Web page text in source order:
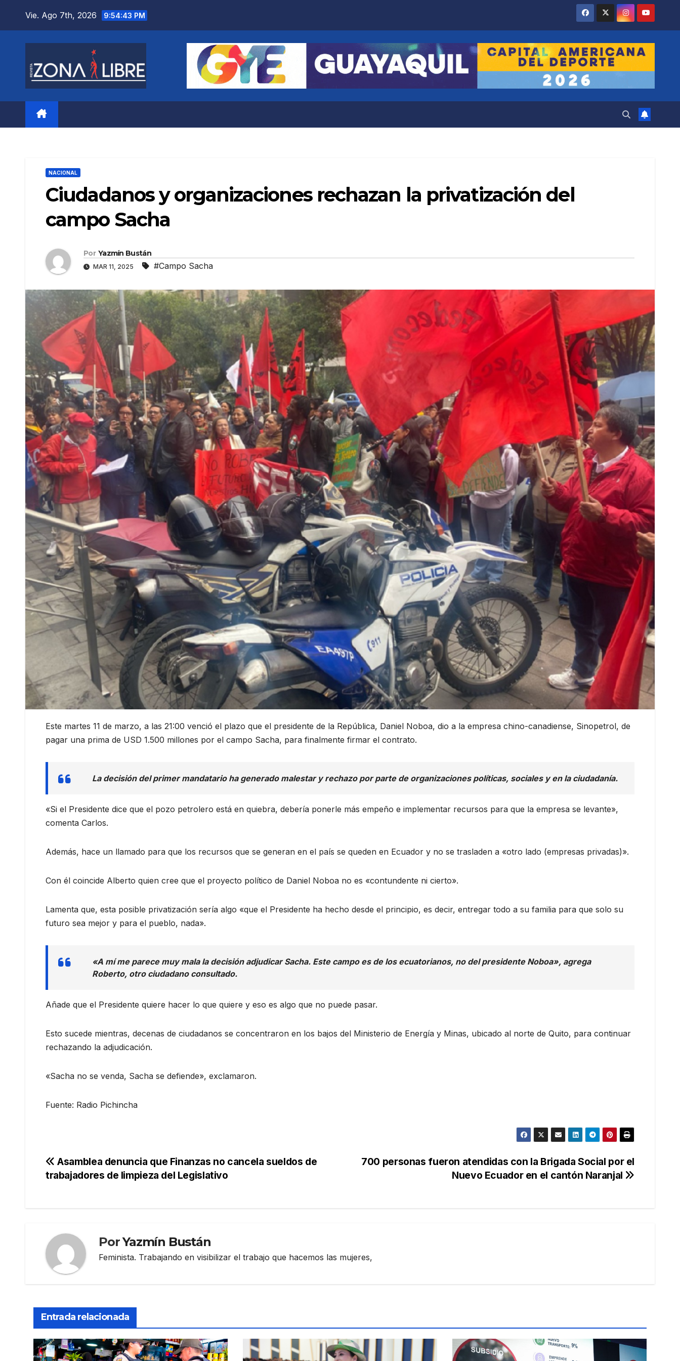
Vie. Ago 7th, 2026 9:54:45 PM
NACIONAL
Ciudadanos y organizaciones rechazan la privatización del
campo Sacha
Por Yazmín Bustán
MAR 11, 2025 #Campo Sacha
Este martes 11 de marzo, a las 21:00 venció el plazo que el presidente de la República, Daniel Noboa, dio a la empresa chino-canadiense, Sinopetrol, de
pagar una prima de USD 1.500 millones por el campo Sacha, para finalmente firmar el contrato.
La decisión del primer mandatario ha generado malestar y rechazo por parte de organizaciones políticas, sociales y en la ciudadanía.
«Si el Presidente dice que el pozo petrolero está en quiebra, debería ponerle más empeño e implementar recursos para que la empresa se levante»,
comenta Carlos.
Además, hace un llamado para que los recursos que se generan en el país se queden en Ecuador y no se trasladen a «otro lado (empresas privadas)».
Con él coincide Alberto quien cree que el proyecto político de Daniel Noboa no es «contundente ni cierto».
Lamenta que, esta posible privatización sería algo «que el Presidente ha hecho desde el principio, es decir, entregar todo a su familia para que solo su
futuro sea mejor y para el pueblo, nada».
«A mí me parece muy mala la decisión adjudicar Sacha. Este campo es de los ecuatorianos, no del presidente Noboa», agrega
Roberto, otro ciudadano consultado.
Añade que el Presidente quiere hacer lo que quiere y eso es algo que no puede pasar.
Esto sucede mientras, decenas de ciudadanos se concentraron en los bajos del Ministerio de Energía y Minas, ubicado al norte de Quito, para continuar
rechazando la adjudicación.
«Sacha no se venda, Sacha se defiende», exclamaron.
Fuente: Radio Pichincha
Navegación
700 personas fueron atendidas con la Brigada Social por el
Nuevo Ecuador en el cantón Naranjal
Asamblea denuncia que Finanzas no cancela sueldos de
trabajadores de limpieza del Legislativo
PorYazmín Bustán
Feminista. Trabajando en visibilizar el trabajo que hacemos las mujeres,
Entrada relacionada